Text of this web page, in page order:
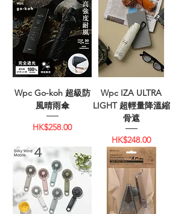
Wpc Go-koh 超級防
風晴雨傘
價格
HK$258.00
Wpc IZA ULTRA
LIGHT 超輕量降溫縮
骨遮
價格
HK$248.00